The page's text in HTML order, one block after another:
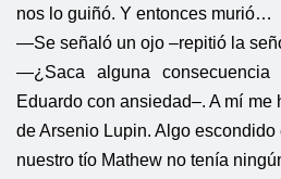
nos lo guiñó. Y entonces murió…
—Se señaló un ojo –repitió la
—¿Saca alguna
Eduardo con ansiedad–. A mí me
de Arsenio Lupin. Algo
nuestro tío Mathew no tenía